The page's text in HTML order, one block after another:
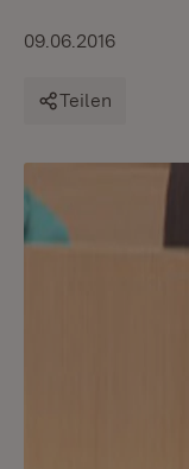
09.06.2016
Teilen